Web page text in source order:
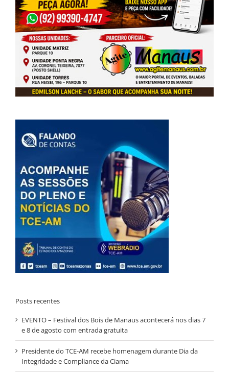
Posts recentes
EVENTO – Festival dos Bois de Manaus acontecerá nos dias 7
e 8 de agosto com entrada gratuita
Presidente do TCE-AM recebe homenagem durante Dia da
Integridade e Compliance da Ciama